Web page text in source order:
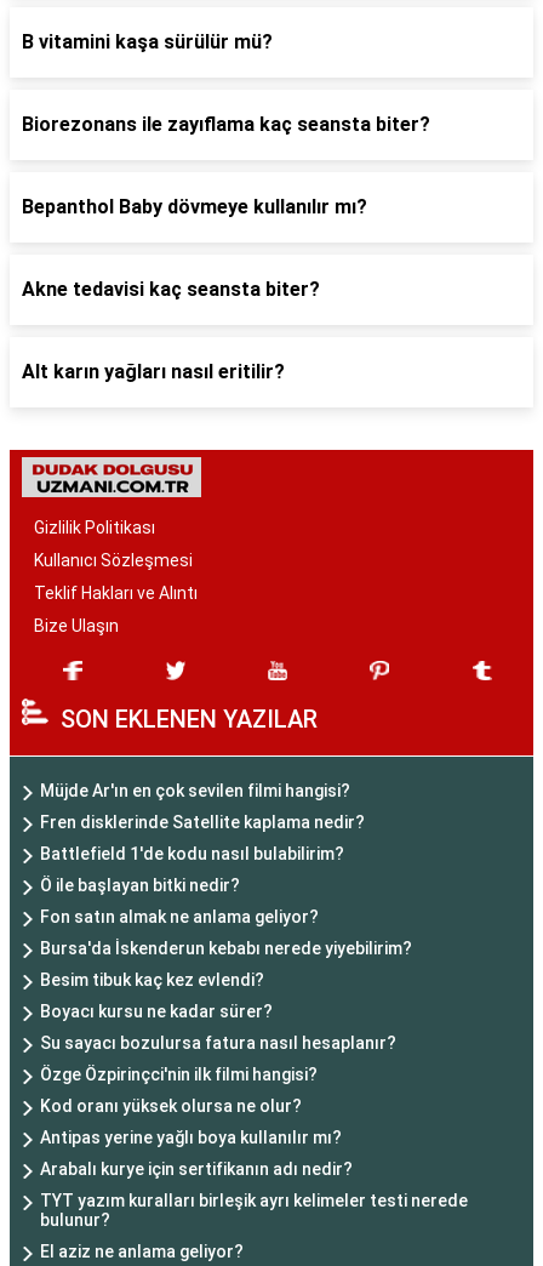
B vitamini kaşa sürülür mü?
Biorezonans ile zayıflama kaç seansta biter?
Bepanthol Baby dövmeye kullanılır mı?
Akne tedavisi kaç seansta biter?
Alt karın yağları nasıl eritilir?
Gizlilik Politikası
Kullanıcı Sözleşmesi
Teklif Hakları ve Alıntı
Bize Ulaşın
SON EKLENEN YAZILAR
Müjde Ar'ın en çok sevilen filmi hangisi?
Fren disklerinde Satellite kaplama nedir?
Battlefield 1'de kodu nasıl bulabilirim?
Ö ile başlayan bitki nedir?
Fon satın almak ne anlama geliyor?
Bursa'da İskenderun kebabı nerede yiyebilirim?
Besim tibuk kaç kez evlendi?
Boyacı kursu ne kadar sürer?
Su sayacı bozulursa fatura nasıl hesaplanır?
Özge Özpirinçci'nin ilk filmi hangisi?
Kod oranı yüksek olursa ne olur?
Antipas yerine yağlı boya kullanılır mı?
Arabalı kurye için sertifikanın adı nedir?
TYT yazım kuralları birleşik ayrı kelimeler testi nerede
bulunur?
El aziz ne anlama geliyor?